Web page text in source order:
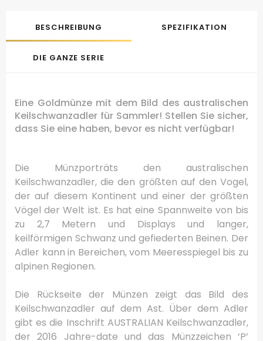
BESCHREIBUNG SPEZIFIKATION
DIE GANZE SERIE
Eine Goldmünze mit dem Bild des australischen
Keilschwanzadler für Sammler! Stellen Sie sicher,
dass Sie eine haben, bevor es nicht verfügbar!
Die Münzporträts den australischen
Keilschwanzadler, die den größten auf den Vogel,
der auf diesem Kontinent und einer der größten
Vögel der Welt ist. Es hat eine Spannweite von bis
zu 2,7 Metern und Displays und langer,
keilförmigen Schwanz und gefiederten Beinen. Der
Adler kann in Bereichen, vom Meeresspiegel bis zu
alpinen Regionen.
Die Rückseite der Münzen zeigt das Bild des
Keilschwanzadler auf dem Ast. Über dem Adler
gibt es die Inschrift AUSTRALIAN Keilschwanzadler,
der 2016 Jahre-date und das Münzzeichen ‘P’